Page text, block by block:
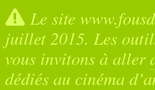
Le site
juillet 2015. Les
vous invitons à aller
dédiés au cinéma